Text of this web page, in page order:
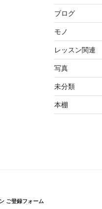
ブログ
モノ
レッスン関連
写真
未分類
本棚
ご登録フォーム